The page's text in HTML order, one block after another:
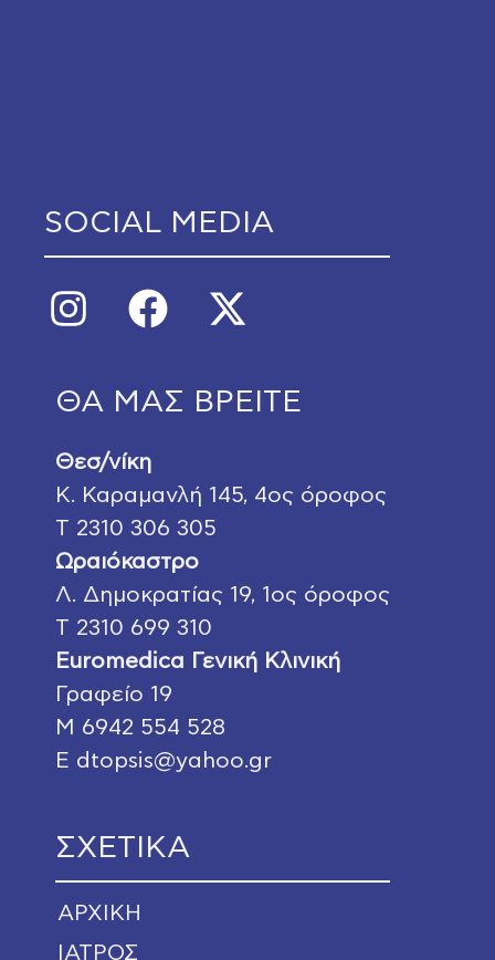
SOCIAL MEDIA
ΘΑ ΜΑΣ ΒΡΕΙΤΕ
Θεσ/νίκη
Κ. Καραμανλή 145, 4ος όροφος
Τ 2310 306 305
Ωραιόκαστρο
Λ. Δημοκρατίας 19, 1ος όροφος
Τ 2310 699 310
Euromedica Γενική Κλινική
Γραφείο 19
Μ 6942 554 528
E dtopsis@yahoo.gr
ΣΧΕΤΙΚΑ
ΑΡΧΙΚΗ
ΙΑΤΡΟΣ